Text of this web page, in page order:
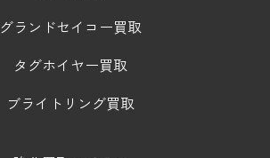
グランドセイコー買取
タグホイヤー買取
ブライトリング買取